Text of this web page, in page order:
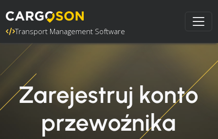
Transport Management Software
Zarejestruj konto
przewoźnika